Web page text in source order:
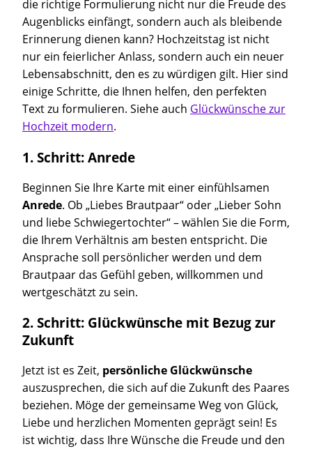
die richtige Formulierung nicht nur die Freude des
Augenblicks einfängt, sondern auch als bleibende
Erinnerung dienen kann? Hochzeitstag ist nicht
nur ein feierlicher Anlass, sondern auch ein neuer
Lebensabschnitt, den es zu würdigen gilt. Hier sind
einige Schritte, die Ihnen helfen, den perfekten
Text zu formulieren. Siehe auch Glückwünsche zur
Hochzeit modern.
1. Schritt: Anrede
Beginnen Sie Ihre Karte mit einer einfühlsamen
Anrede. Ob „Liebes Brautpaar“ oder „Lieber Sohn
und liebe Schwiegertochter“ – wählen Sie die Form,
die Ihrem Verhältnis am besten entspricht. Die
Ansprache soll persönlicher werden und dem
Brautpaar das Gefühl geben, willkommen und
wertgeschätzt zu sein.
2. Schritt: Glückwünsche mit Bezug zur
Zukunft
Jetzt ist es Zeit, persönliche Glückwünsche
auszusprechen, die sich auf die Zukunft des Paares
beziehen. Möge der gemeinsame Weg von Glück,
Liebe und herzlichen Momenten geprägt sein! Es
ist wichtig, dass Ihre Wünsche die Freude und den